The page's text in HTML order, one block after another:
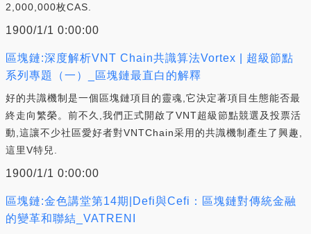
2,000,000枚CAS.
1900/1/1 0:00:00
區塊鏈:深度解析VNT Chain共識算法Vortex | 超級節點
系列專題（一）_區塊鏈最直白的解釋
好的共識機制是一個區塊鏈項目的靈魂,它決定著項目生態能否最
終走向繁榮。前不久,我們正式開啟了VNT超級節點競選及投票活
動,這讓不少社區愛好者對VNTChain采用的共識機制產生了興趣,
這里V特兒.
1900/1/1 0:00:00
區塊鏈:金色講堂第14期|Defi與Cefi：區塊鏈對傳統金融
的變革和聯結_VATRENI